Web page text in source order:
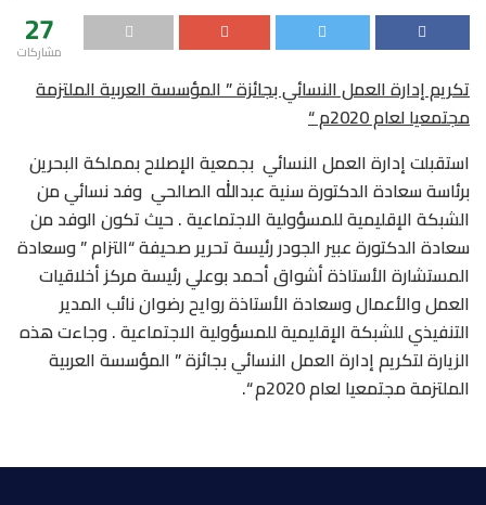
27
مشاركات
تكريم إدارة العمل النسائي بجائزة ” المؤسسة العربية الملتزمة
مجتمعيا لعام 2020م “
استقبلت إدارة العمل النسائي بجمعية الإصلاح بمملكة البحرين
برئاسة سعادة الدكتورة سنية عبدالله الصالحي وفد نسائي من
الشبكة الإقليمية للمسؤولية الاجتماعية . حيث تكون الوفد من
سعادة الدكتورة عبير الجودر رئيسة تحرير صحيفة “التزام ” وسعادة
المستشارة الأستاذة أشواق أحمد بوعلي رئيسة مركز أخلاقيات
العمل والأعمال وسعادة الأستاذة روايح رضوان نائب المدير
التنفيذي للشبكة الإقليمية للمسؤولية الاجتماعية . وجاءت هذه
الزيارة لتكريم إدارة العمل النسائي بجائزة ” المؤسسة العربية
الملتزمة مجتمعيا لعام 2020م “.